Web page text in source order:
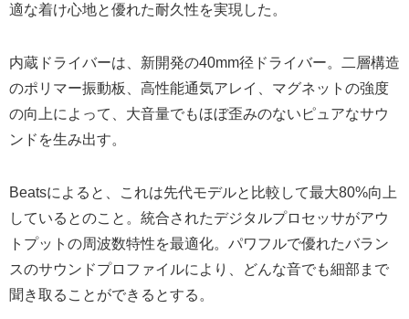
適な着け心地と優れた耐久性を実現した。
内蔵ドライバーは、新開発の40mm径ドライバー。二層構造
のポリマー振動板、高性能通気アレイ、マグネットの強度
の向上によって、大音量でもほぼ歪みのないピュアなサウ
ンドを生み出す。
Beatsによると、これは先代モデルと比較して最大80%向上
しているとのこと。統合されたデジタルプロセッサがアウ
トプットの周波数特性を最適化。パワフルで優れたバラン
スのサウンドプロファイルにより、どんな音でも細部まで
聞き取ることができるとする。